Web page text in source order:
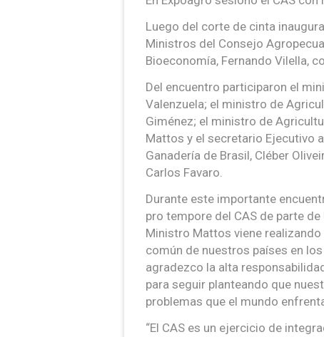
Luego del corte de cinta
Ministros del Consejo
Bioeconomía, Fernando Vilella,
Del encuentro participaron el
Valenzuela; el ministro de
Giménez; el ministro de
Mattos y el secretario Ejecutivo
Ganadería de Brasil, Cléber
Carlos Favaro.
Durante este importante
pro tempore del CAS de parte
Ministro Mattos viene
común de nuestros países en
agradezco la alta
para seguir planteando que
problemas que el mundo
“El CAS es un ejercicio de